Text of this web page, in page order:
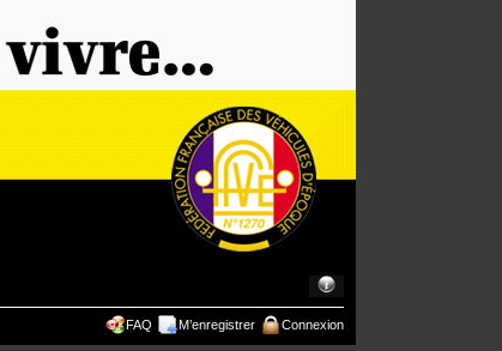
FAQ M’enregistrer Connexion